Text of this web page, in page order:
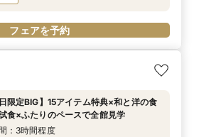
フェアを予約
日限定BIG】15アイテム特典×和と洋の食
食×ふたりのペースで全館見学
：3時間程度